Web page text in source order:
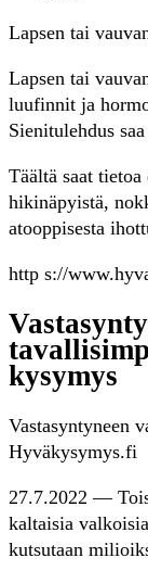
Lapsen tai
Lapsen tai
luufinnit ja
Sienitulehdus
Täältä saat
hikinäpyistä,
atooppisesta
http s://
kysymys
Vastasyntyneen
Hyväkysymys.fi
27.7.2022 —
kaltaisia
kutsutaan